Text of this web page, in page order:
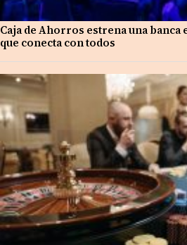
Caja de Ahorros estrena una
que conecta con todos